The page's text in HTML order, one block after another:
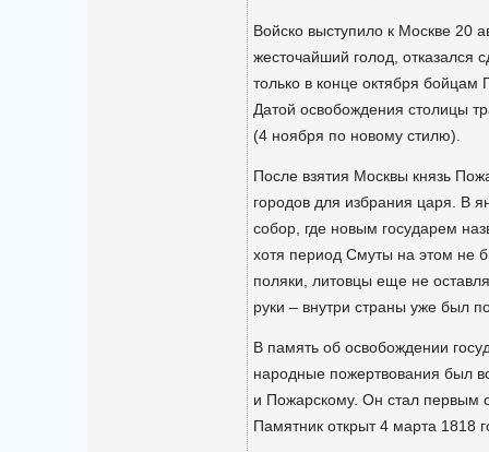
Войско выступило к Москве 20
жесточайший голод, отказался
только в конце октября бойцам
Датой освобождения столицы
(4 ноября по новому стилю).
После взятия Москвы князь
городов для избрания царя. В
собор, где новым государем
хотя период Смуты на этом не
поляки, литовцы еще не
руки – внутри страны уже был
В память об освобождении
народные пожертвования был
и Пожарскому. Он стал первым
Памятник открыт 4 марта 1818